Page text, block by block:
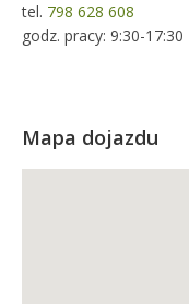
tel. 798 628 608
godz. pracy: 9:30-17:30
Mapa dojazdu